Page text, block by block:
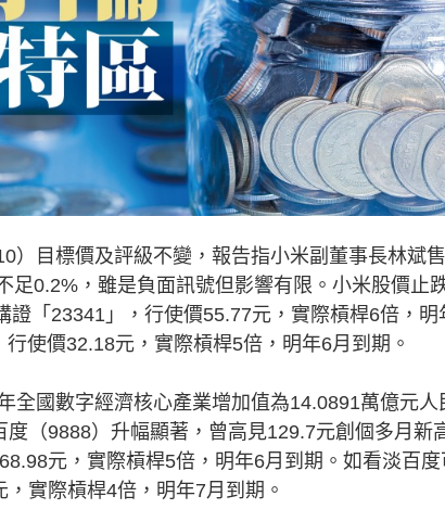
目標價及評級不變，報告指小米副董事長林斌
足0.2%，雖是負面訊號但影響有限。小米股價止
證「23341」，行使價55.77元，實際槓桿6倍，
使價32.18元，實際槓桿5倍，明年6月到期。
國數字經濟核心產業增加值為14.0891萬億元人
（9888）升幅顯著，曾高見129.7元創個多月新
元，實際槓桿5倍，明年6月到期。如看淡百
，實際槓桿4倍，明年7月到期。